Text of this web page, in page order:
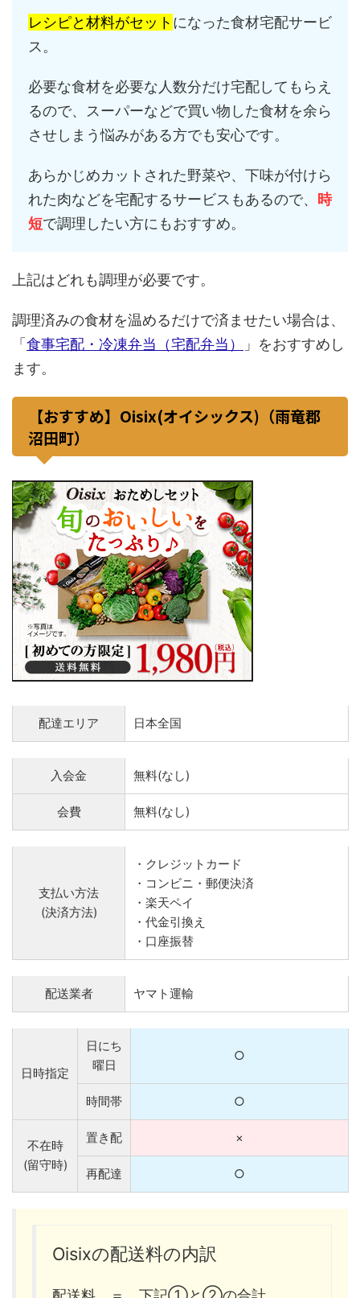
レシピと材料がセット になった食材宅配サービ
ス。
必要な食材を必要な人数分だけ宅配してもらえ
るので、スーパーなどで買い物した食材を余ら
させしまう悩みがある方でも安心です。
あらかじめカットされた野菜や、下味が付けら
れた肉などを宅配するサービスもあるので、
時
短で調理したい方にもおすすめ。
上記はどれも調理が必要です。
調理済みの食材を温めるだけで済ませたい場合は、
「 食事宅配・冷凍弁当（宅配弁当）
」をおすすめし
ます。
【おすすめ】Oisix(オイシックス)（雨竜郡
沼田町）
配達エリア 日本全国
入会金 無料(なし)
会費 無料(なし)
支払い方法
(決済方法)
・クレジットカード
・コンビニ・郵便決済
・楽天ペイ
・代金引換え
・口座振替
配送業者 ヤマト運輸
日時指定
日にち
曜日
○
時間帯 ○
不在時
(留守時)
置き配 ×
再配達 ○
Oisixの配送料の内訳